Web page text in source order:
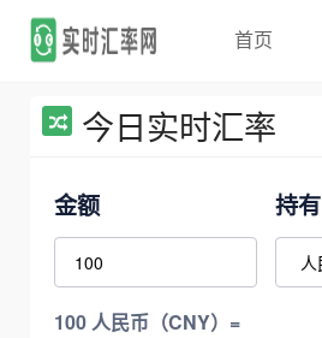
首页
今日实时汇率
金额 持有
100 人民币（CNY）=